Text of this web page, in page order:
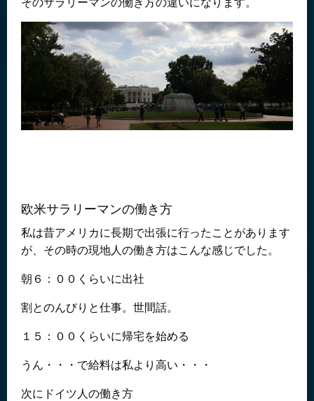
欧米サラリーマンの働き方
私は昔アメリカに長期で出張に行ったことがあります
が、その時の現地人の働き方はこんな感じでした。
朝６：００くらいに出社
割とのんびりと仕事。世間話。
１５：００くらいに帰宅を始める
うん・・・で給料は私より高い・・・
次にドイツ人の働き方